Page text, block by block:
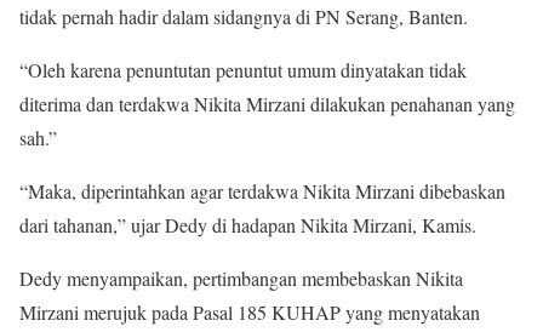
tidak pernah hadir dalam sidangnya di PN Serang, Banten.
“Oleh karena penuntutan penuntut umum dinyatakan tidak
diterima dan terdakwa Nikita Mirzani dilakukan penahanan yang
sah.”
“Maka, diperintahkan agar terdakwa Nikita Mirzani dibebaskan
dari tahanan,” ujar Dedy di hadapan Nikita Mirzani, Kamis.
Dedy menyampaikan, pertimbangan membebaskan Nikita
Mirzani merujuk pada Pasal 185 KUHAP yang menyatakan